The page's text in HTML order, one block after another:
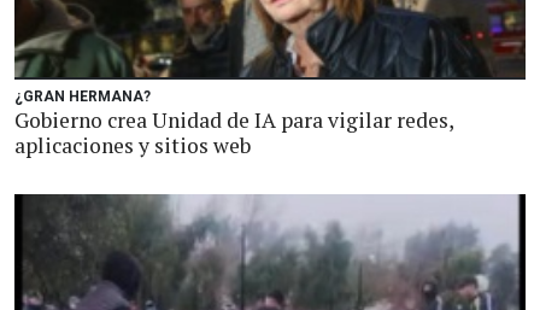
¿GRAN HERMANA?
Gobierno crea Unidad de IA para vigilar redes,
aplicaciones y sitios web